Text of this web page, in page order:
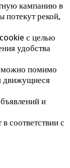
кампанию в
потекут рекой,
с целью
удобства
можно помимо
движущиеся
и
соответствии с